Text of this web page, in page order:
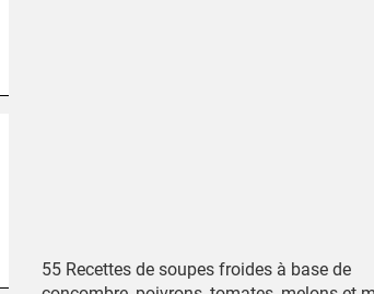
55 Recettes de soupes froides à base de